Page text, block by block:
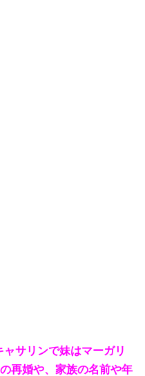
ャサリンで妹はマーガリ
再婚や、家族の名前や年